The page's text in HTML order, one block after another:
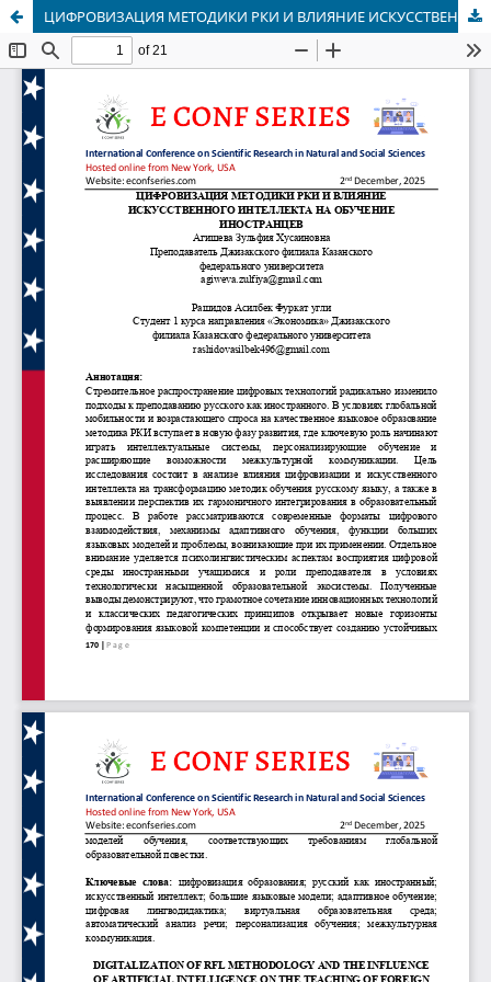
ЦИФРОВИЗАЦИЯ МЕТОДИКИ РКИ И ВЛИЯНИЕ ИСКУССТВЕННОГО ИНТЕЛЛЕКТА НА ОБУЧЕНИЕ ИНОСТРАНЦЕВ